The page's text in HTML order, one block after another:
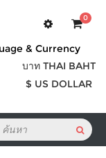
0
& Currency
บาท THAI BAHT
$ US DOLLAR